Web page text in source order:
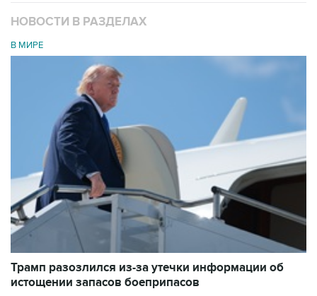
НОВОСТИ В РАЗДЕЛАХ
В МИРЕ
Трамп разозлился из-за утечки информации об
истощении запасов боеприпасов